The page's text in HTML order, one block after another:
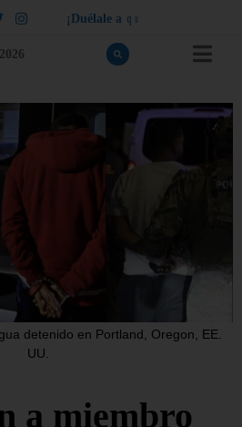
¡ Dué a e a q u
detenido en Portland, Oregon, EE.
UU.
a miembro